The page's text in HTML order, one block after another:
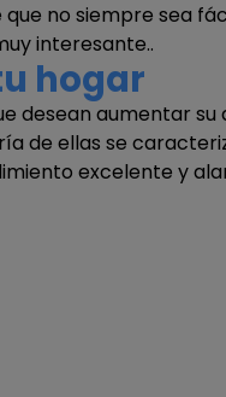
no siempre sea
interesante..
hogar
desean aumentar
de ellas se
excelente y